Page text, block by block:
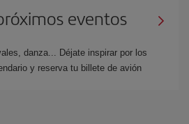
eventos
danza... Déjate inspirar por los
y reserva tu billete de avión